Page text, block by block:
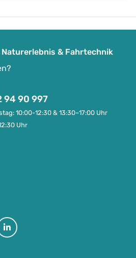
Naturerlebnis & Fahrtechnik
94 90 997
10:00-12:30 & 13:30–17:00 Uhr
Uhr
Linkedin